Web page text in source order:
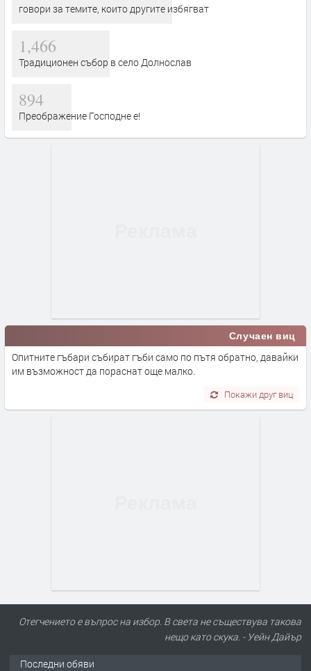
говори за темите, които другите избягват
1,466
Традиционен събор в село Долнослав
894
Преображение Господне е!
Случаен виц
Опитните гъбари събират гъби само по пътя обратно, давайки
им възможност да пораснат още малко.
Покажи друг виц
Отегчението е въпрос на избор. В света не съществува такова
нещо като скука. - Уейн Дайър
Последни обяви